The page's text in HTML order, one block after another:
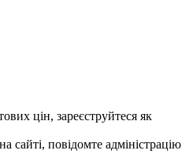
цін, зареєструйтеся як
сайті, повідомте адміністрацію